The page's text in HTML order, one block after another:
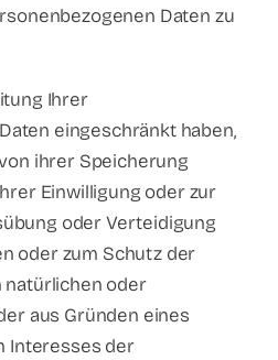
Daten zu
Ihrer
eingeschränkt haben,
ihrer Speicherung
Einwilligung oder zur
oder Verteidigung
oder zum Schutz der
natürlichen oder
aus Gründen eines
Interesses der